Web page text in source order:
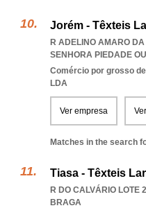
Jorém - Têxteis
R ADELINO AMARO
SENHORA PIEDADE
Comércio por grosso
LDA
Ver empresa
Matches in the search
Tiasa - Têxteis
R DO CALVÁRIO LOTE
BRAGA